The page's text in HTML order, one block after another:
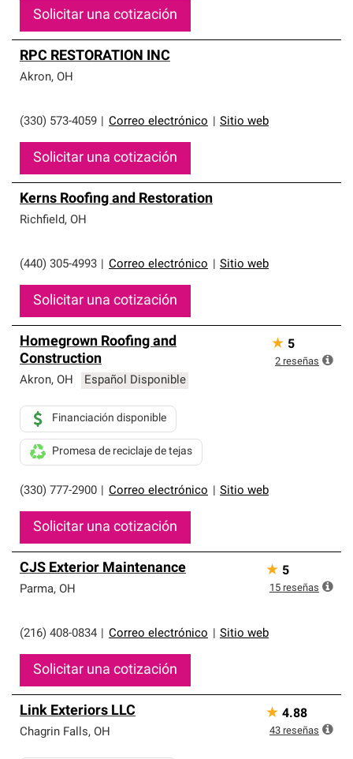
Solicitar una cotización
RPC RESTORATION INC
Akron, OH
(330) 573-4059 Correo electrónico Sitio web
Solicitar una cotización
Kerns Roofing and Restoration
Richfield, OH
(440) 305-4993 Correo electrónico Sitio web
Solicitar una cotización
Homegrown Roofing and
Construction
Akron, OH Español Disponible
(330) 777-2900 Correo electrónico Sitio web
Financiación disponible
Promesa de reciclaje de tejas
Solicitar una cotización
★ 5
2 reseñas
CJS Exterior Maintenance
Parma, OH
(216) 408-0834 Correo electrónico Sitio web
Solicitar una cotización
★ 5
15 reseñas
Link Exteriors LLC
Chagrin Falls, OH
★ 4.88
43 reseñas